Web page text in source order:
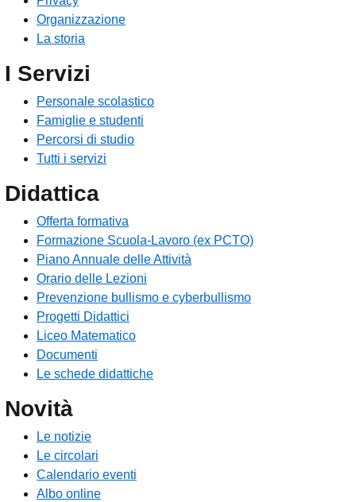
Organizzazione
La storia
I Servizi
Personale scolastico
Famiglie e studenti
Percorsi di studio
Tutti i servizi
Didattica
Offerta formativa
Formazione Scuola-Lavoro (ex PCTO)
Piano Annuale delle Attività
Orario delle Lezioni
Prevenzione bullismo e cyberbullismo
Progetti Didattici
Liceo Matematico
Documenti
Le schede didattiche
Novità
Le notizie
Le circolari
Calendario eventi
Albo online